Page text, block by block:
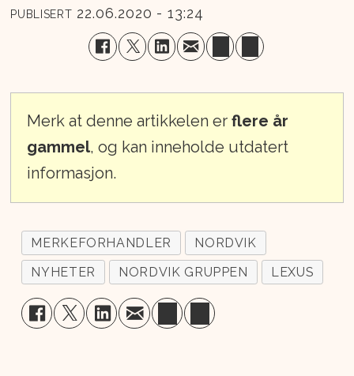
PUBLISERT 22.06.2020 - 13:24
Merk at denne artikkelen erflere år
gammel, og kan inneholde utdatert
informasjon.
MERKEFORHANDLER
NORDVIK
NYHETER
NORDVIK GRUPPEN LEXUS